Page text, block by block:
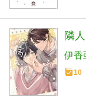
隣
伊香
10